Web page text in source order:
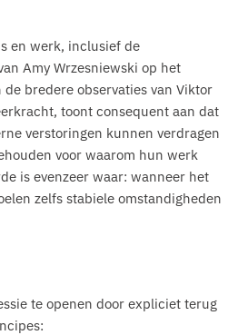
en werk, inclusief de
Amy Wrzesniewski op het
bredere observaties van Viktor
toont consequent aan dat
verstoringen kunnen verdragen
voor waarom hun werk
is evenzeer waar: wanneer het
zelfs stabiele omstandigheden
te openen door expliciet terug